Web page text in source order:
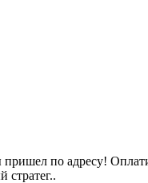
по адресу!
стратег..